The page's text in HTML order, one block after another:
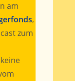
am
,
zum